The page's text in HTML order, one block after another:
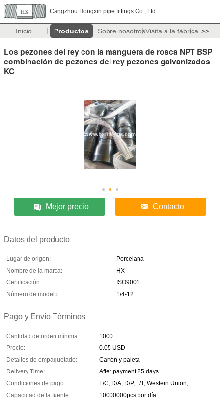
Cangzhou Hongxin pipe fittings Co., Ltd.
Inicio Productos Sobre nosotrosVisita a la fábrica >>
Los pezones del rey con la manguera de rosca NPT BSP
combinación de pezones del rey pezones galvanizados
KC
Mejor precio Contacto
Datos del producto
Lugar de origen:
Porcelana
Nombre de la marca:
HX
Certificación:
ISO9001
Número de modelo:
1/4-12
Pago y Envío Términos
Cantidad de orden mínima:
1000
Precio:
0.05 USD
Detalles de empaquetado:
Cartón y paleta
Delivery Time:
After payment 25 days
Condiciones de pago:
L/C, D/A, D/P, T/T, Western Union,
Capacidad de la fuente:
10000000pcs por día